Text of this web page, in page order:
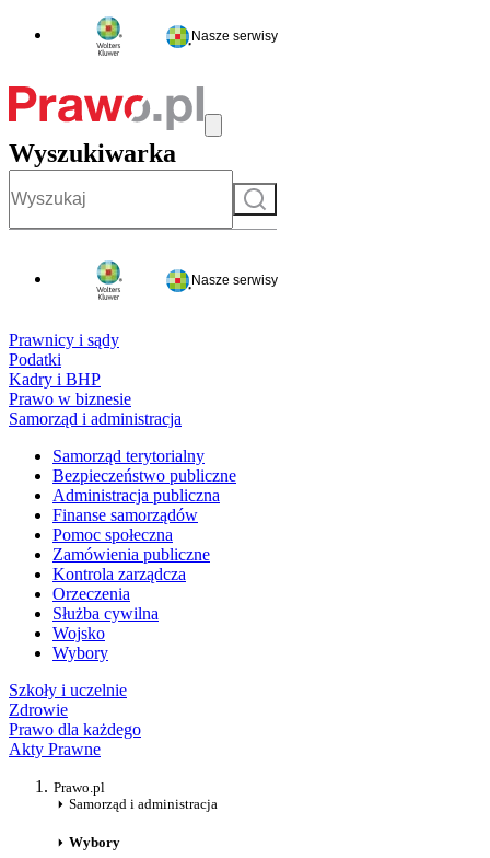
Nasze serwisy
Wyszukiwarka
Szukaj
Nasze serwisy
Prawnicy i sądy
Podatki
Kadry i BHP
Prawo w biznesie
Samorząd i administracja
Samorząd terytorialny
Bezpieczeństwo publiczne
Administracja publiczna
Finanse samorządów
Pomoc społeczna
Zamówienia publiczne
Kontrola zarządcza
Orzeczenia
Służba cywilna
Wojsko
Wybory
Szkoły i uczelnie
Zdrowie
Prawo dla każdego
Akty Prawne
Prawo.pl
Samorząd i administracja
Wybory